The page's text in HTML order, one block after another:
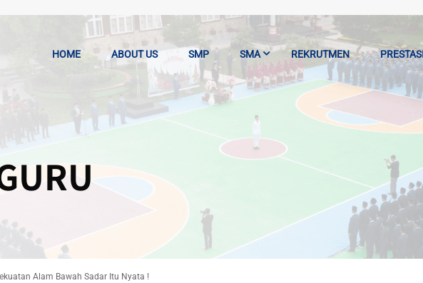
HOME ABOUT US SMP SMA REKRUTMEN
Alam Bawah Sadar Itu Nyata !